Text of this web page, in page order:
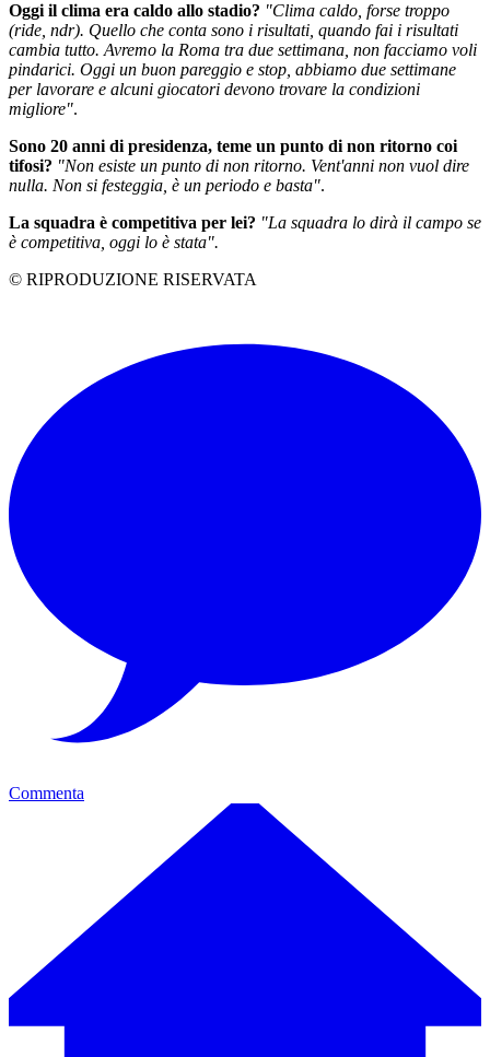
Oggi il clima era caldo allo stadio? "Clima caldo, forse troppo
(ride, ndr). Quello che conta sono i risultati, quando fai i risultati
cambia tutto. Avremo la Roma tra due settimana, non facciamo voli
pindarici. Oggi un buon pareggio e stop, abbiamo due settimane
per lavorare e alcuni giocatori devono trovare la condizioni
migliore".
Sono 20 anni di presidenza, teme un punto di non ritorno coi
tifosi? "Non esiste un punto di non ritorno. Vent'anni non vuol dire
nulla. Non si festeggia, è un periodo e basta".
La squadra è competitiva per lei? "La squadra lo dirà il campo se
è competitiva, oggi lo è stata".
© RIPRODUZIONE RISERVATA
Commenta